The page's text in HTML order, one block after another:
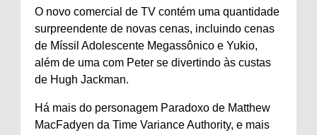
O novo comercial de TV contém uma quantidade
surpreendente de novas cenas, incluindo cenas
de Míssil Adolescente Megassônico e Yukio,
além de uma com Peter se divertindo às custas
de Hugh Jackman.
Há mais do personagem Paradoxo de Matthew
MacFadyen da Time Variance Authority, e mais